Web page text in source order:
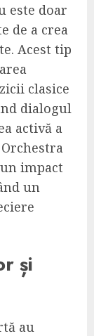
este doar
de a crea
Acest tip
clasice
dialogul
activă a
impact
un
și
au